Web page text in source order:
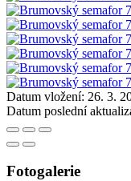
Datum vložení: 26. 3.
Datum poslední
Fotogalerie